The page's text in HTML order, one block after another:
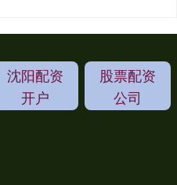
沈阳配资
开户
股票配资
公司